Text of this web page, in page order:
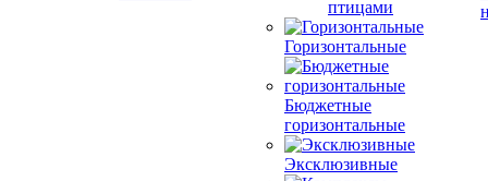
птицами
Горизонтальные
Бюджетные
горизонтальные
Эксклюзивные